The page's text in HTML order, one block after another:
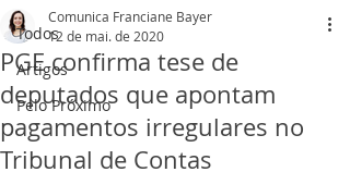
Todos
Artigos
Pelo Próximo
PGE confirma tese de
deputados que apontam
pagamentos irregulares no
Tribunal de Contas
Comunica Franciane Bayer
12 de mai. de 2020